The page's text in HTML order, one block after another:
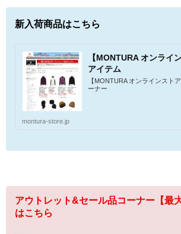
新入荷商品はこちら
【MONTURA オンライ
アイテム
【MONTURA オンラインスト
ーナー
montura-store.jp
アウトレット&セール品コーナー【最
はこちら